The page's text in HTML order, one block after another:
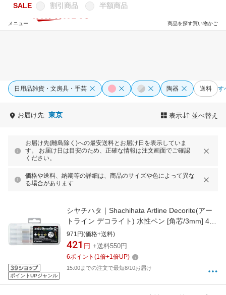
買い物かご
商品を探す
メニュー
SALE 割引商品 半額商品
日用品雑貨・文房具・手芸 陶器 送料 す
お届け先: 東京 表示 並べ替え
お届け先(離島除く)への最安送料とお届け日を表示していま
す。 お届け日は目安のため、正確な情報は注文画面でご確認
ください。
価格や送料、納期等の詳細は、商品のサイズや色によって異な
る場合があります
ポイントUPジャンル
シヤチハタ｜Shachihata Artline Decorite(アー
トライン デコライト) 水性ペン [角芯/3mm] 4色
セット2 EDF-3/4PSH2
971円(価格+送料)
421 円 +送料550円
6ポイント (1倍+1倍UP)
15:00までの注文で最短8/10お届け